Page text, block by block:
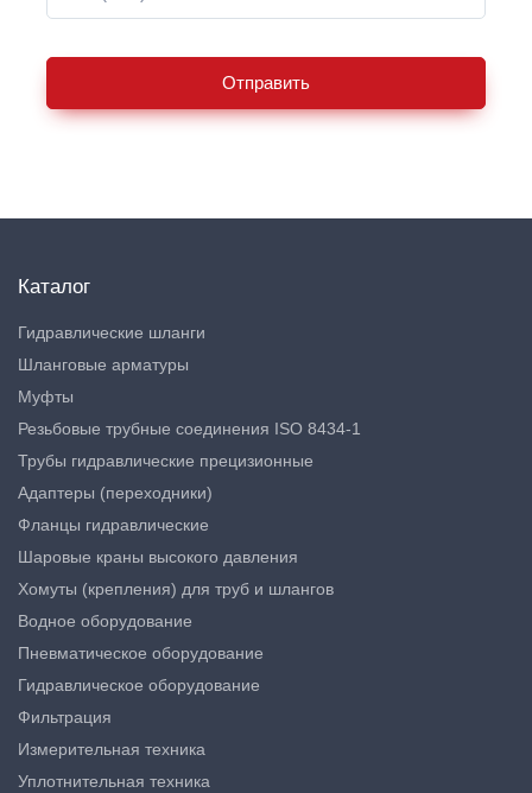
Отправить
Каталог
Гидравлические шланги
Шланговые арматуры
Муфты
Резьбовые трубные соединения ISO 8434-1
Трубы гидравлические прецизионные
Адаптеры (переходники)
Фланцы гидравлические
Шаровые краны высокого давления
Хомуты (крепления) для труб и шлангов
Водное оборудование
Пневматическое оборудование
Гидравлическое оборудование
Фильтрация
Измерительная техника
Уплотнительная техника